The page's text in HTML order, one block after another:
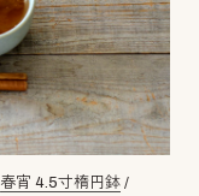
春宵 4.5寸楕円鉢 /